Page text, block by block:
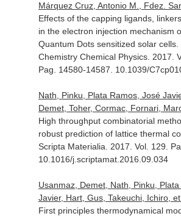
Márquez Cruz, Antonio M., Fdez.
Effects of the capping ligands,
in the electron injection mechanism
Quantum Dots sensitized solar cells.
Chemistry Chemical Physics. 2017.
Pag. 14580-14587. 10.1039/
Nath, Pinku, Plata Ramos, José
Demet, Toher, Cormac, Fornari,
High throughput combinatorial
robust prediction of lattice thermal
Scripta Materialia . 2017. Vol. 129.
10.1016/j.scriptamat.2016.09.034
Usanmaz, Demet, Nath, Pinku,
Javier, Hart, Gus, Takeuchi, Ichiro,
First principles thermodynamical